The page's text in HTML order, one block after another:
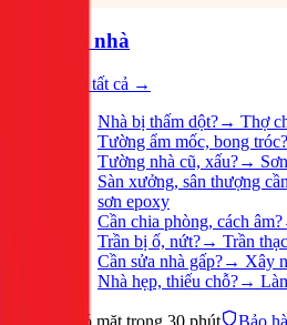
Sửa nhà
Xem tất cả →
Nhà bị thấm dột?→ Thợ
Tường ẩm mốc, bong tróc?
Tường nhà cũ, xấu?→
Sàn xưởng, sân thượng
sơn epoxy
Cần chia phòng, cách âm?
Trần bị ố, nứt?→ Trần
Cần sửa nhà gấp?→ Xây
Nhà hẹp, thiếu chỗ?→
Có mặt trong 30 phút Bảo